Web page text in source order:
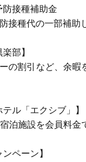
防接種補助金
接種代の一部補助
部】
の割引など、余暇
ル「エクシブ」】
泊施設を会員料金
ペーン】